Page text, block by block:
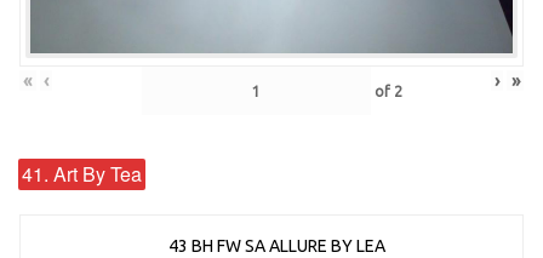
« ‹ of 2 › »
41. Art By Tea
43 BH FW SA ALLURE BY LEA